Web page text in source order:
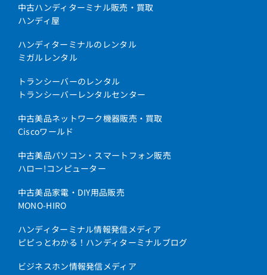
中古ハンディターミナル販売・買取
ハンディ屋
ハンディターミナルのレンタル
ミガルレンタル
トランシーバーのレンタル
トランシーバーレンタルセンター
中古美品ネットワーク機器販売・買取
Ciscoワールド
中古美品パソコン・スマートフォン販売
ハロー!コンピューター
中古美品家電・DIY用品販売
MONO-HIRO
ハンディターミナル情報発信メディア
ピピっとわかる！ハンディターミナルブログ
ビジネスホン情報発信メディア